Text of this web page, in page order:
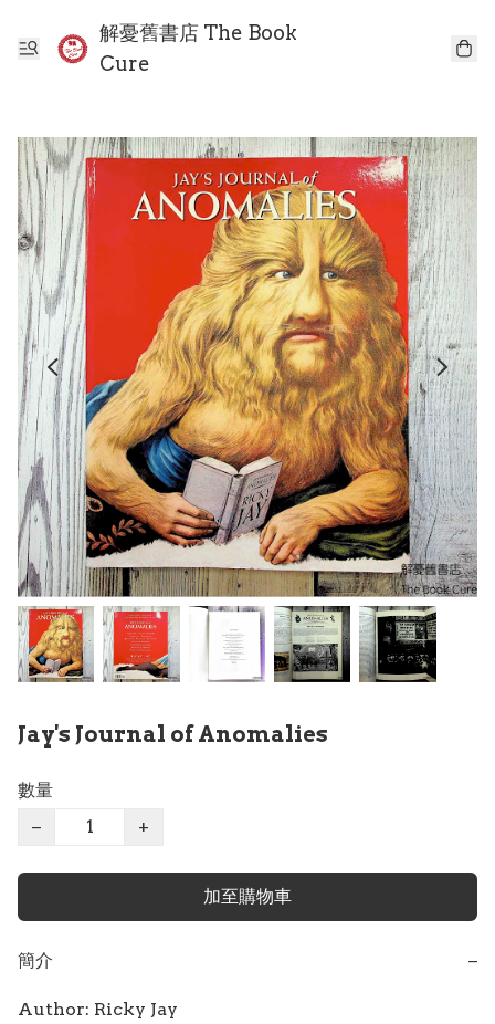
解憂舊書店 The Book
Cure
Jay's Journal of Anomalies
數量
−
+
加至購物車
簡介 −
Author: Ricky Jay